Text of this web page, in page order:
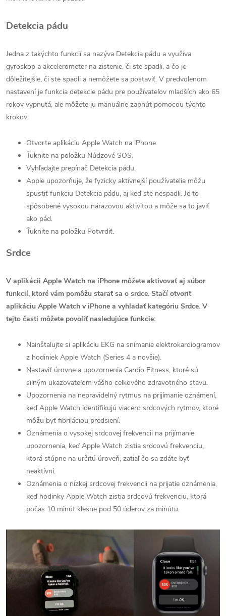
Detekcia pádu
Jedna z takýchto funkcií sa nazýva Detekcia pádu a využíva
gyroskop a akcelerometer na zistenie, či ste spadli, a čo je
dôležitejšie, či ste spadli a nemôžete sa postaviť. V predvolenom
nastavení je funkcia detekcie pádu pre používateľov mladších ako 65
rokov vypnutá, ale môžete ju manuálne zapnúť pomocou týchto
krokov:
Otvorte aplikáciu Apple Watch na iPhone.
Ťuknite na položku Núdzové SOS.
Vyhľadajte prepínač Detekcia pádu.
Apple upozorňuje, že fyzicky aktívnejší používatelia môžu
spustiť funkciu Detekcia pádu, aj keď ste nespadli. Je to
spôsobené vysokou nárazovou aktivitou a môže sa to javiť
ako pád.
Ťuknite na položku Potvrdiť.
Srdce
V aplikácii Apple Watch na iPhone môžete aktivovať aj súbor
funkcií, ktoré vám pomôžu starať sa o srdce. Stačí otvoriť
aplikáciu Apple Watch v iPhone a vyhľadať kategóriu Srdce. V
tejto časti môžete povoliť nasledujúce funkcie:
Nainštalujte si aplikáciu EKG na snímanie elektrokardiogramov
z hodiniek Apple Watch (Series 4 a novšie).
Nastaviť úrovne a upozornenia Cardio Fitness, ktoré sú
silným ukazovateľom vášho celkového zdravotného stavu.
Upozornenia na nepravidelný rytmus na prijímanie oznámení,
keď Apple Watch identifikujú viacero srdcových rytmov, ktoré
môžu byť fibriláciou predsiení.
Oznámenia o vysokej srdcovej frekvencii na prijímanie
upozornenia, keď Apple Watch zistia srdcovú frekvenciu,
ktorá stúpne na určitú úroveň, zatiaľ čo sa zdáte byť
neaktívni.
Oznámenia o nízkej srdcovej frekvencii na prijatie oznámenia,
keď hodinky Apple Watch zistia srdcovú frekvenciu, ktorá
počas 10 minút klesne pod 50 úderov za minútu.